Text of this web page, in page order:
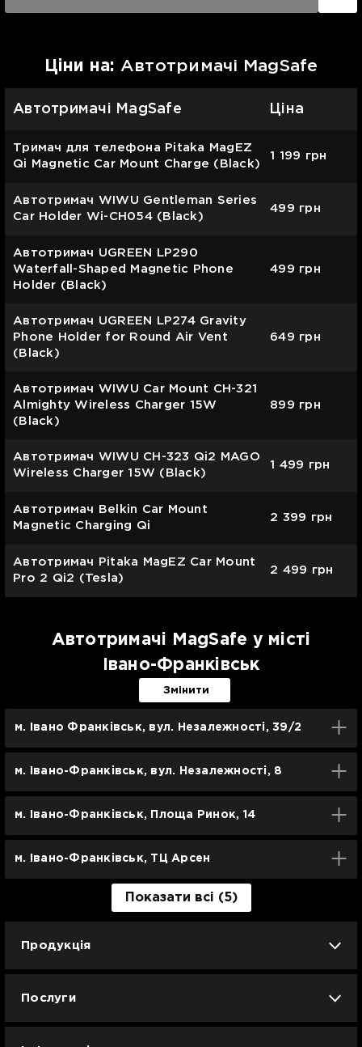
Цiни на: Автотримачі MagSafe
Автотримачі MagSafe Ціна
Тримач для телефона Pitaka MagEZ
Qi Magnetic Car Mount Charge (Black)
1 199 грн
Автотримач WIWU Gentleman Series
Car Holder Wi-CH054 (Black)
499 грн
Автотримач UGREEN LP290
Waterfall-Shaped Magnetic Phone
Holder (Black)
499 грн
Автотримач UGREEN LP274 Gravity
Phone Holder for Round Air Vent
(Black)
649 грн
Автотримач WIWU Car Mount CH-321
Almighty Wireless Charger 15W
(Black)
899 грн
Автотримач WIWU CH-323 Qi2 MAGO
Wireless Charger 15W (Black)
1 499 грн
Автотримач Belkin Car Mount
Magnetic Charging Qi
2 399 грн
Автотримач Pitaka MagEZ Car Mount
Pro 2 Qi2 (Tesla)
2 499 грн
Автотримачі MagSafe у місті
Івано-Франківськ
Змінити
м. Івано Франківськ, вул. Незалежності, 39/2
м. Івано-Франківськ, вул. Незалежності, 8
м. Івано-Франківськ, Площа Ринок, 14
м. Івано-Франківськ, ТЦ Арсен
Показати всі (5)
Продукція
Послуги